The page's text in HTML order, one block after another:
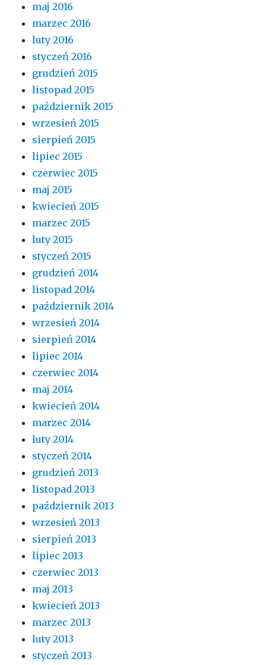
maj 2016
marzec 2016
luty 2016
styczeń 2016
grudzień 2015
listopad 2015
październik 2015
wrzesień 2015
sierpień 2015
lipiec 2015
czerwiec 2015
maj 2015
kwiecień 2015
marzec 2015
luty 2015
styczeń 2015
grudzień 2014
listopad 2014
październik 2014
wrzesień 2014
sierpień 2014
lipiec 2014
czerwiec 2014
maj 2014
kwiecień 2014
marzec 2014
luty 2014
styczeń 2014
grudzień 2013
listopad 2013
październik 2013
wrzesień 2013
sierpień 2013
lipiec 2013
czerwiec 2013
maj 2013
kwiecień 2013
marzec 2013
luty 2013
styczeń 2013